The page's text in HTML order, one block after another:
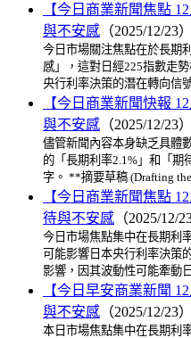
【今日商業新聞焦點
與不安感 （2025/12/23）
今日市場關注焦點在於長期
感」，這對日經225指數走
央行利率決策的潛在轉向信
【今日商業新聞快報
與不安感 （2025/12/23）
儘管新聞內容本身缺乏具體
的「長期利率2.1%」和「期
字。 **摘要草稿 (Drafting
【今日商業新聞焦點
待與不安感 （2025/12/23
今日市場焦點集中在長期利
可能影響日本央行利率決策
影響，因其波動性可能牽動
【今日早安商業新聞
與不安感 （2025/12/23）
本日市場焦點集中在長期利